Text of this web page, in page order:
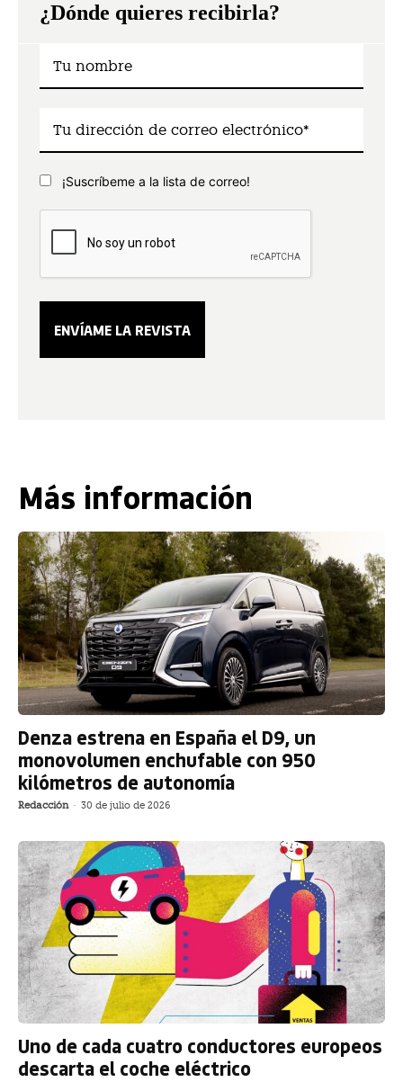
¿Dónde quieres recibirla?
¡Suscríbeme a la lista de correo!
Más información
Denza estrena en España el D9, un
monovolumen enchufable con 950
kilómetros de autonomía
Redacción - 30 de julio de 2026
Uno de cada cuatro conductores europeos
descarta el coche eléctrico